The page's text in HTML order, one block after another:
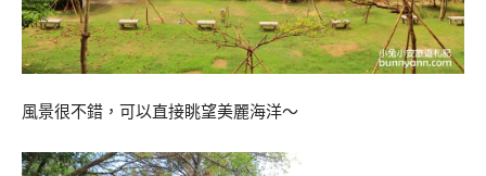
風景很不錯，可以直接眺望美麗海洋～